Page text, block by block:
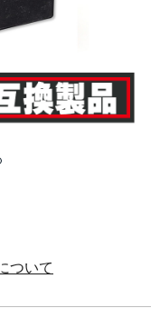
ついて